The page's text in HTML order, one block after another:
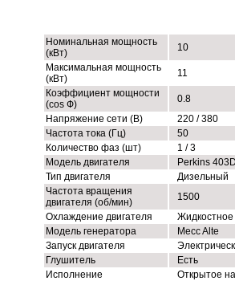
Номинальная мощность
(кВт)
10
Максимальная мощность
(кВт)
11
Коэффициент мощности
(cos Ф)
0.8
Напряжение сети (В)
220 / 380
Частота тока (Гц)
50
Количество фаз (шт)
1 / 3
Модель двигателя
Perkins
Тип двигателя
Дизельный
Частота вращения
двигателя (об/мин)
1500
Охлаждение двигателя
Жидкостное
Модель генератора
Mecc Alte
Запуск двигателя
Глушитель
Есть
Исполнение
Открытое